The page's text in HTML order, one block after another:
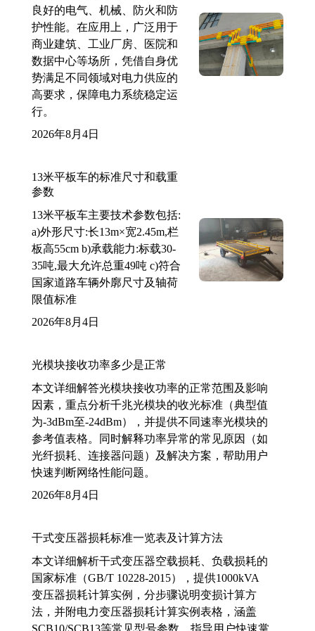
良好的电气、机械、防火和防
护性能。在应用上，广泛用于
商业建筑、工业厂房、医院和
数据中心等场所，凭借自身优
势满足不同领域对电力供应的
高要求，保障电力系统稳定运
行。
2026年8月4日
13米平板车的标准尺寸和载重
参数
13米平板车主要技术参数包括:
a)外形尺寸:长13m×宽2.45m,栏
板高55cm b)承载能力:标载30-
35吨,最大允许总重49吨 c)符合
国家道路车辆外廓尺寸及轴荷
限值标准
2026年8月4日
光模块接收功率多少是正常
本文详细解答光模块接收功率的正常范围及影响
因素，重点分析千兆光模块的收光标准（典型值
为-3dBm至-24dBm），并提供不同速率光模块的
参考值表格。同时解释功率异常的常见原因（如
光纤损耗、连接器问题）及解决方案，帮助用户
快速判断网络性能问题。
2026年8月4日
干式变压器损耗标准一览表及计算方法
本文详细解析干式变压器空载损耗、负载损耗的
国家标准（GB/T 10228-2015），提供1000kVA
变压器损耗计算实例，分步骤说明变损计算方
法，并附电力变压器损耗计算实例表格，涵盖
SCB10/SCB13等常见型号参数，指导用户快速掌